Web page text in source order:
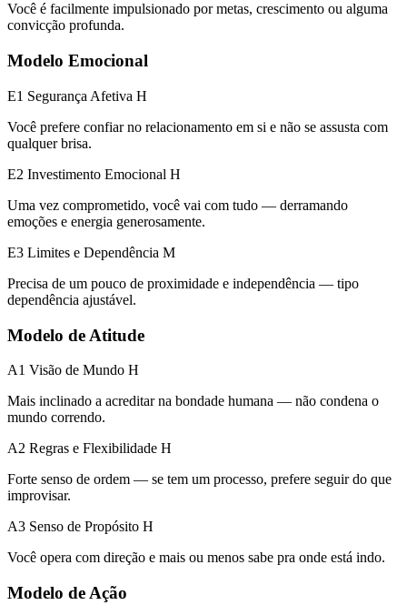
Você é facilmente impulsionado por metas, crescimento ou alguma
convicção profunda.
Modelo Emocional
E1 Segurança Afetiva H
Você prefere confiar no relacionamento em si e não se assusta com
qualquer brisa.
E2 Investimento Emocional H
Uma vez comprometido, você vai com tudo — derramando
emoções e energia generosamente.
E3 Limites e Dependência M
Precisa de um pouco de proximidade e independência — tipo
dependência ajustável.
Modelo de Atitude
A1 Visão de Mundo H
Mais inclinado a acreditar na bondade humana — não condena o
mundo correndo.
A2 Regras e Flexibilidade H
Forte senso de ordem — se tem um processo, prefere seguir do que
improvisar.
A3 Senso de Propósito H
Você opera com direção e mais ou menos sabe pra onde está indo.
Modelo de Ação